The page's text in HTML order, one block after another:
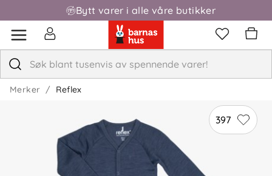
Bytt varer i alle våre butikker
Fri frakt over 1000,-
Merker Reflex
397
5.0
basert på 7 anmeldelser
Sorter etter Filtrer etter